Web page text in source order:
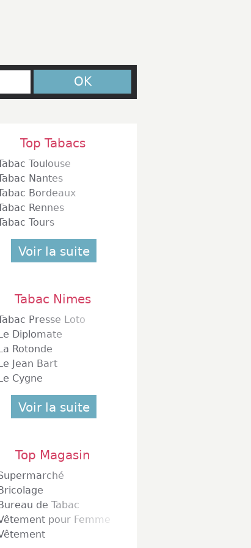
OK
Top Tabacs
Toulouse
Nantes
Bordeaux
Rennes
Tours
Voir la suite
Tabac Nimes
Presse Loto
Diplomate
Rotonde
Jean Bart
Cygne
Voir la suite
Top Magasin
de Tabac
pour Femme